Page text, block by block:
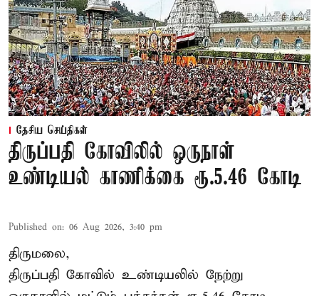
தேசிய செய்திகள்
திருப்பதி கோவிலில் ஒருநாள்
உண்டியல் காணிக்கை ரூ.5.46 கோடி
Published on: 06 Aug 2026, 3:40 pm
திருமலை,
திருப்பதி கோவில் உண்டியலில் நேற்று